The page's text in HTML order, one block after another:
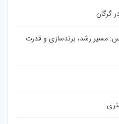
گرگان
مسیر رشد، برندسازی و قدرت